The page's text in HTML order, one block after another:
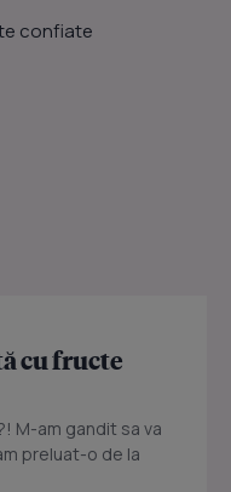
cu fructe
M-am gandit sa va
preluat-o de la